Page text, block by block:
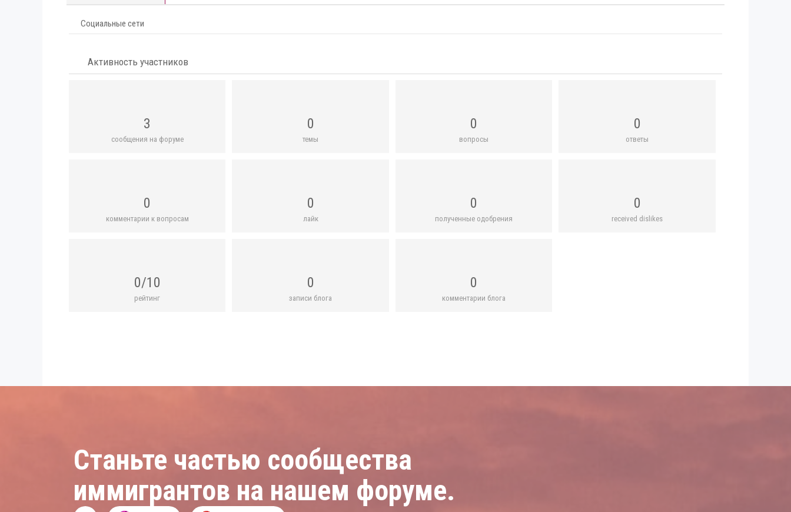
Социальные сети
Активность участников
3
сообщения на форуме
0
темы
0
вопросы
0
ответы
0
комментарии к вопросам
0
лайк
0
полученные одобрения
0
received dislikes
0/10
рейтинг
0
записи блога
0
комментарии блога
Станьте частью сообщества
иммигрантов на нашем форуме.